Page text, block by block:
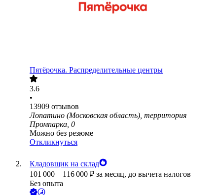
Пятёрочка. Распределительные центры
3.6
•
13909 отзывов
Лопатино (Московская область), территория
Промпарка, 0
Можно без резюме
Откликнуться
Кладовщик на склад
101 000 – 116 000 ₽ за месяц, до вычета налогов
Без опыта